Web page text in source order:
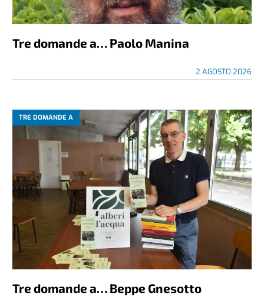
Tre domande a… Paolo Manina
2 AGOSTO 2026
TRE DOMANDE A
Tre domande a… Beppe Gnesotto